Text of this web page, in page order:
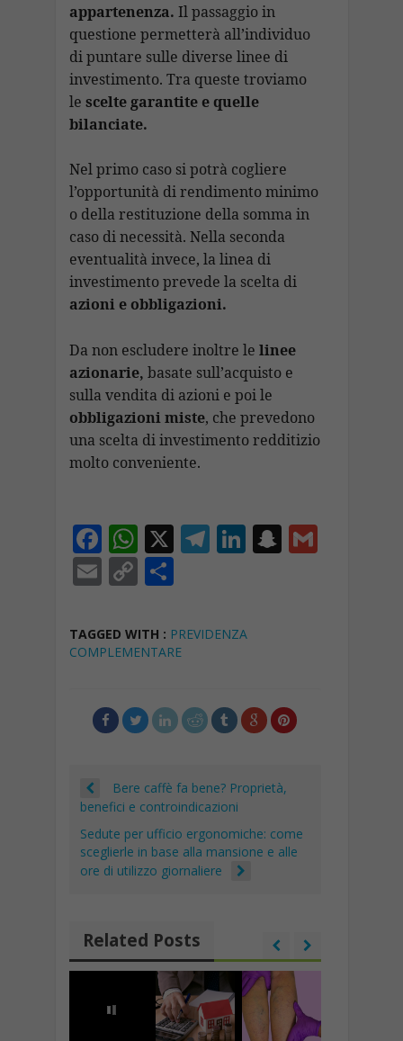
appartenenza. Il passaggio in
questione permetterà all’individuo
di puntare sulle diverse linee di
investimento. Tra queste troviamo
le scelte garantite e quelle
bilanciate.
Nel primo caso si potrà cogliere
l’opportunità di rendimento minimo
o della restituzione della somma in
caso di necessità. Nella seconda
eventualità invece, la linea di
investimento prevede la scelta di
azioni e obbligazioni.
Da non escludere inoltre le linee
azionarie, basate sull’acquisto e
sulla vendita di azioni e poi le
obbligazioni miste, che prevedono
una scelta di investimento redditizio
molto conveniente.
F
ac
e
b
o
k
W
h
at
s
A
p
X T
gr
Li
e
S
at
G
E
ai
l
C
p
y
n
k
C
n
di
di
TAGGED WITH : PREVIDENZA
COMPLEMENTARE
Bere caffè fa bene? Proprietà,
benefici e controindicazioni
Sedute per ufficio ergonomiche: come
sceglierle in base alla mansione e alle
ore di utilizzo giornaliere
Related Posts